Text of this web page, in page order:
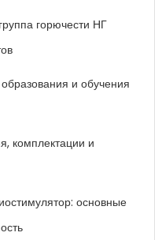
горючести НГ
и обучения
комплектации и
основные